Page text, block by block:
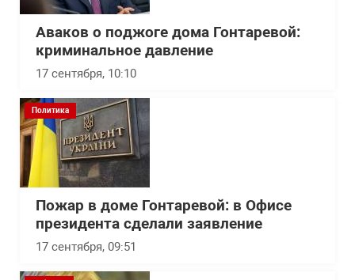
Аваков о поджоге дома Гонтаревой:
криминальное давление
17 сентября, 10:10
Политика
Пожар в доме Гонтаревой: в Офисе
президента сделали заявление
17 сентября, 09:51